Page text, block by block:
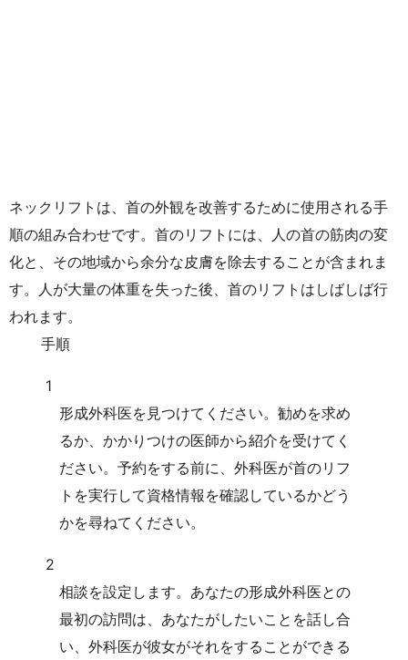
ネックリフトは、首の外観を改善するために使用される手
順の組み合わせです。首のリフトには、人の首の筋肉の変
化と、その地域から余分な皮膚を除去することが含まれま
す。人が大量の体重を失った後、首のリフトはしばしば行
われます。
手順
1
形成外科医を見つけてください。勧めを求め
るか、かかりつけの医師から紹介を受けてく
ださい。予約をする前に、外科医が首のリフ
トを実行して資格情報を確認しているかどう
かを尋ねてください。
2
相談を設定します。あなたの形成外科医との
最初の訪問は、あなたがしたいことを話し合
い、外科医が彼女がそれをすることができる